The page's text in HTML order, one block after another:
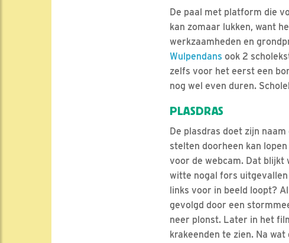
De paal met platform die
kan zomaar lukken, want
werkzaamheden en
Wulpendans ook 2
zelfs voor het eerst een
nog wel even duren.
PLASDRAS
De plasdras doet zijn
stelten doorheen kan
voor de webcam. Dat blijkt
witte nogal fors
links voor in beeld loopt?
gevolgd door een
neer plonst. Later in het
krakeenden te zien. Na